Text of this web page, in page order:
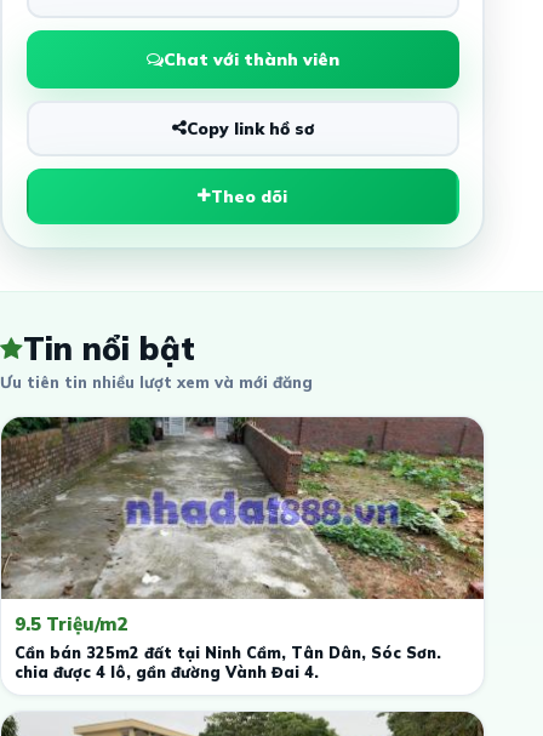
Chat với thành viên
Copy link hồ sơ
Theo dõi
Tin nổi bật
Ưu tiên tin nhiều lượt xem và mới đăng
9.5 Triệu/m2
Cần bán 325m2 đất tại Ninh Cầm, Tân Dân, Sóc Sơn.
chia được 4 lô, gần đường Vành Đai 4.